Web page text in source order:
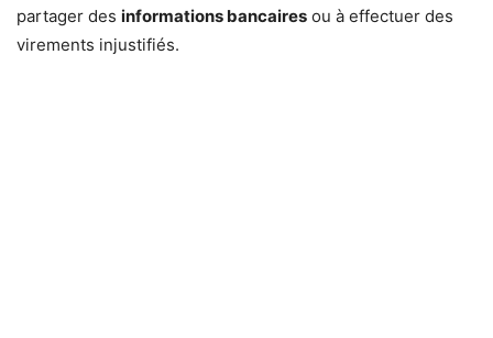
partager des informations bancaires ou à effectuer des
virements injustifiés.